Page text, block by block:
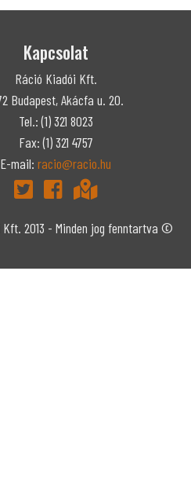
Kapcsolat
Ráció Kiadói Kft.
Budapest, Akácfa u. 20.
Tel.: (1) 321 8023
Fax: (1) 321 4757
E-mail: racio@racio.hu
2013 - Minden jog fenntartva ©